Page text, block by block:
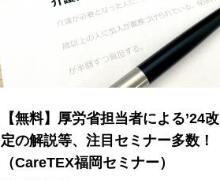
【無料】厚労省担当者による’24改
定の解説等、注目セミナー多数！
（CareTEX福岡セミナー）